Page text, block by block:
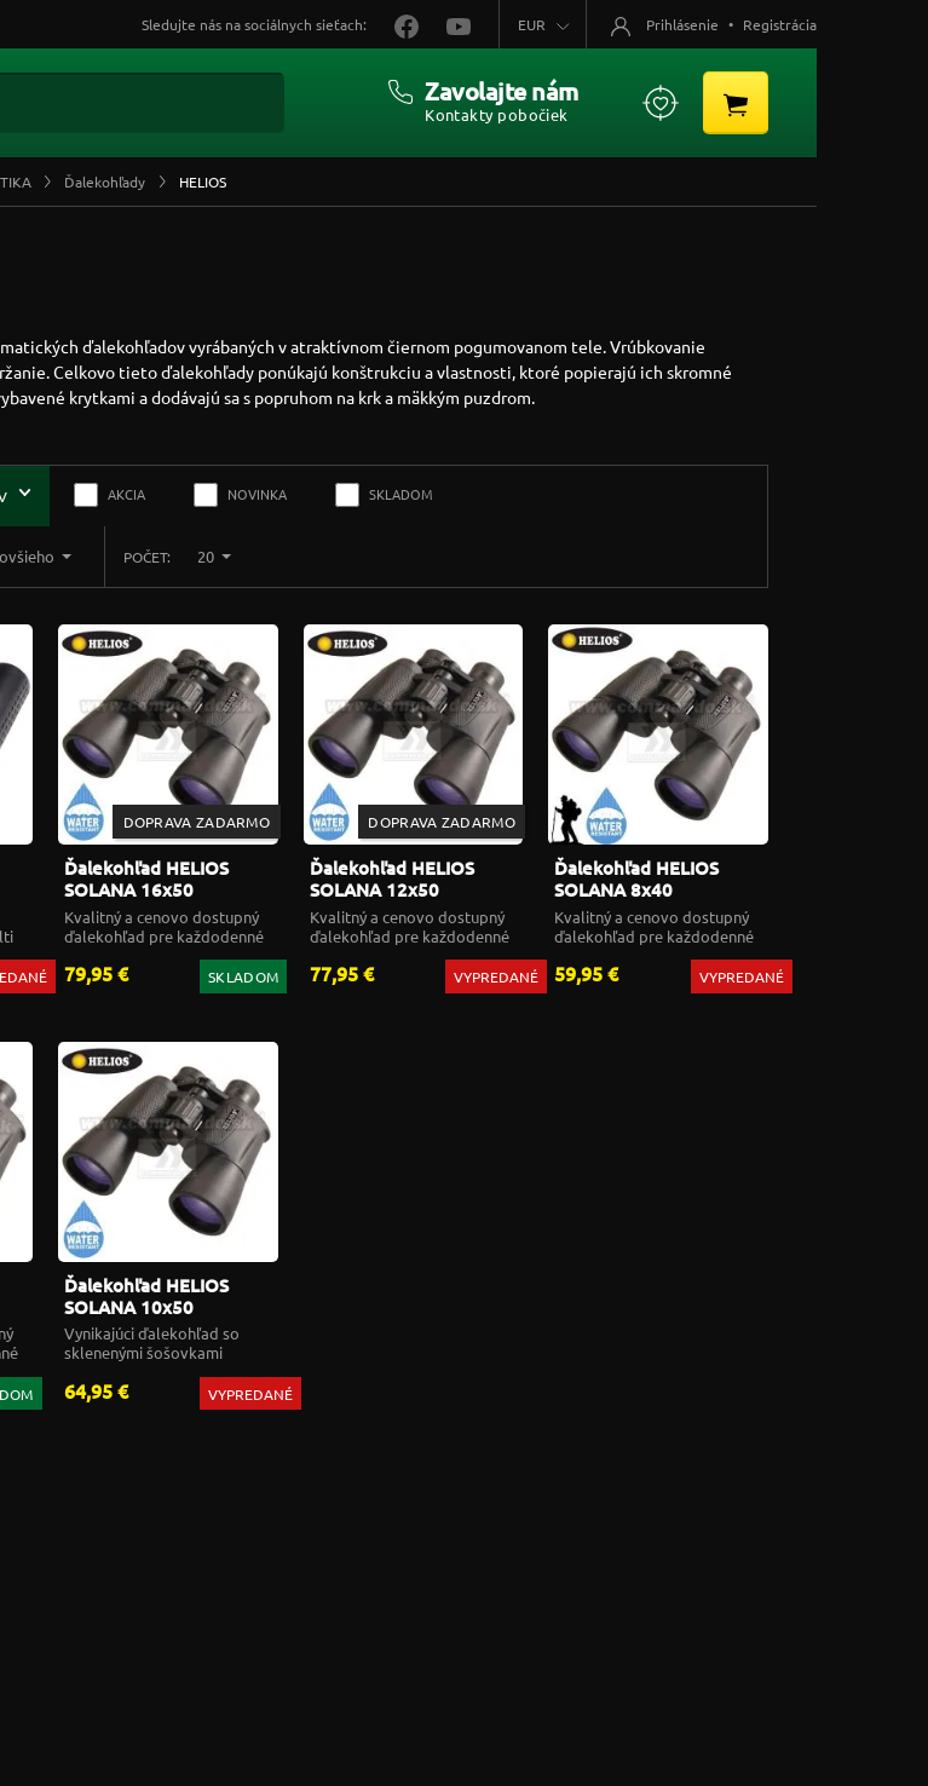
Ďalekohľady HELIOS
ďalekohľadov vyrábaných v atraktívnom čiernom pogumovanom tele. Vrúbkovanie
Celkovo tieto ďalekohľady ponúkajú konštrukciu a vlastnosti, ktoré popierajú ich skromné
krytkami a dodávajú sa s popruhom na krk a mäkkým puzdrom.
AKCIA NOVINKA SKLADOM
POČET: 20
DOPRAVA ZADARMO
Ďalekohľad HELIOS
SOLANA 16x50
Kvalitný a cenovo dostupný
ďalekohľad pre každodenné
79,95 € SKLADOM
DOPRAVA ZADARMO
Ďalekohľad HELIOS
SOLANA 12x50
Kvalitný a cenovo dostupný
ďalekohľad pre každodenné
77,95 € VYPREDANÉ
Ďalekohľad HELIOS
SOLANA 8x40
Kvalitný a cenovo dostupný
ďalekohľad pre každodenné
59,95 € VYPREDANÉ
Ďalekohľad HELIOS
SOLANA 10x50
Vynikajúci ďalekohľad so
sklenenými šošovkami
64,95 € VYPREDANÉ
Sledujte nás na sociálnych sieťach: EUR Prihlásenie • Registrácia
Zavolajte nám
Kontakty pobočiek